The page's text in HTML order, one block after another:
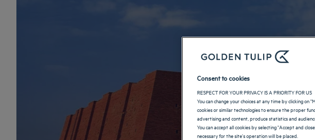
巴
Consent to cookies
RESPECT FOR YOUR PRIVACY IS A PRIORITY FOR US
You can change your choices at any time by clicking on
cookies or similar technologies to ensure the proper
advertising and content, produce statistics and
You can accept all cookies by selecting "Accept and
necessary for the site's operation will be placed.